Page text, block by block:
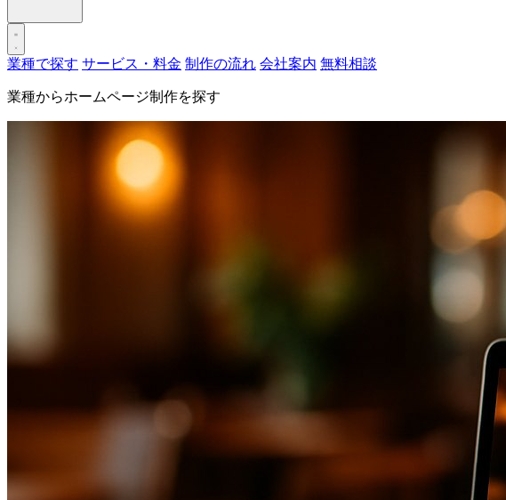
業種で探す サービス・料金 制作の流れ 会社案内 無料相談
業種からホームページ制作を探す